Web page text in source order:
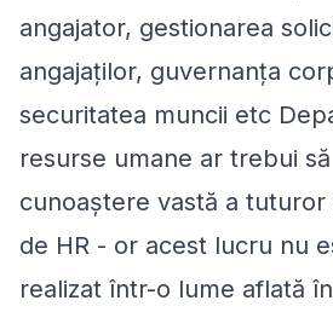
angajator, gestionarea
angajaților, guvernanța
securitatea muncii etc
resurse umane ar trebui
cunoaștere vastă a
de HR - or acest lucru nu
realizat într-o lume aflată